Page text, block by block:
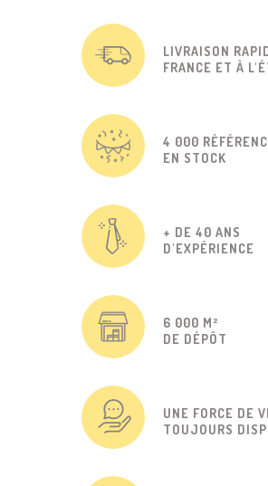
LIVRAISON
FRANCE ET À
4 000
EN STOCK
+ DE 40 ANS
D'EXPÉRIENCE
6 000 M²
DE DÉPÔT
UNE FORCE DE
TOUJOURS